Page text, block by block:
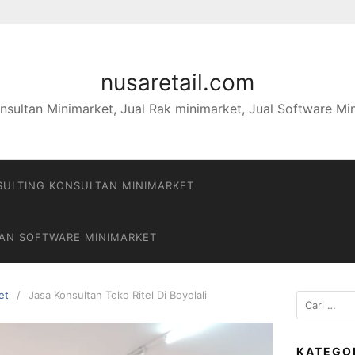
nusaretail.com
Minimarket, Jual Rak minimarket, Jual Software
KONSULTAN MINIMARKET
SOFTWARE MINIMARKET
Jasa Konsultan Toko Ritel Di Boyolali
Cari
untuk: